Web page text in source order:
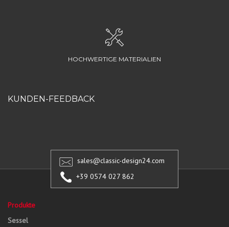
HOCHWERTIGE MATERIALIEN
KUNDEN-FEEDBACK
sales@classic-design24.com
+39 0574 027 862
Produkte
Sessel